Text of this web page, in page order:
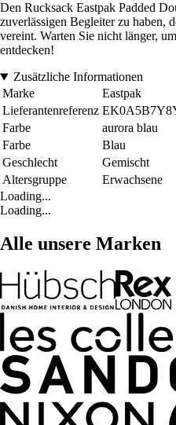
Den Rucksack Eastpak Padded
zuverlässigen Begleiter zu
vereint. Warten Sie nicht länger,
entdecken!
Zusätzliche Informationen
Marke
Eastpak
Lieferantenreferenz
Farbe
aurora blau
Farbe
Blau
Geschlecht
Gemischt
Altersgruppe
Erwachsene
Loading...
Loading...
Alle unsere Marken